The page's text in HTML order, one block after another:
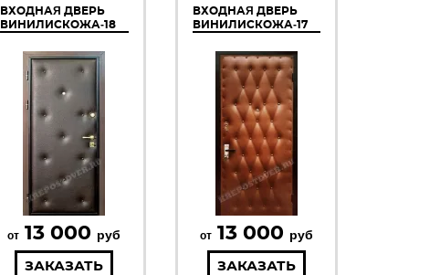
ВХОДНАЯ ДВЕРЬ
ВИНИЛИСКОЖА-18
от 13 000 руб
ЗАКАЗАТЬ
ВХОДНАЯ ДВЕРЬ
ВИНИЛИСКОЖА-17
от 13 000 руб
ЗАКАЗАТЬ